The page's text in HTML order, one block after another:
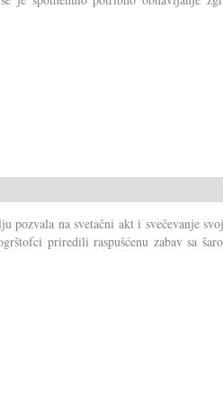
pozvala na svetačni akt i svečevanje
priredili raspušćenu zabav sa